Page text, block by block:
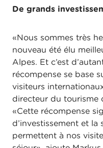
De grands
«Nous sommes très
nouveau été élu
Alpes. Et c’est
récompense se base
visiteurs
directeur du tourisme
«Cette récompense
d’investissement et
permettent à nos